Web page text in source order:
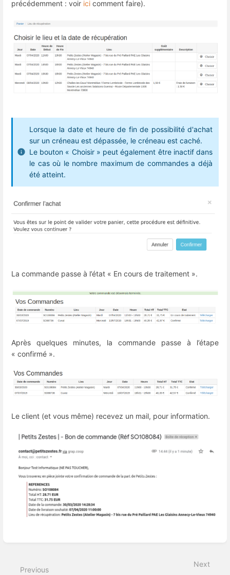
précédemment : voir ici comment faire).
Lorsque la date et heure de fin de possibilité d'achat
sur un créneau est dépassée, le créneau est caché.
Le bouton « Choisir » peut également être inactif dans
le cas où le nombre maximum de commandes a déjà
été atteint.
La commande passe à l’état « En cours de traitement ».
Après quelques minutes, la commande passe à l’étape
« confirmé ».
Le client (et vous même) recevez un mail, pour information.
mode
Previous
Next